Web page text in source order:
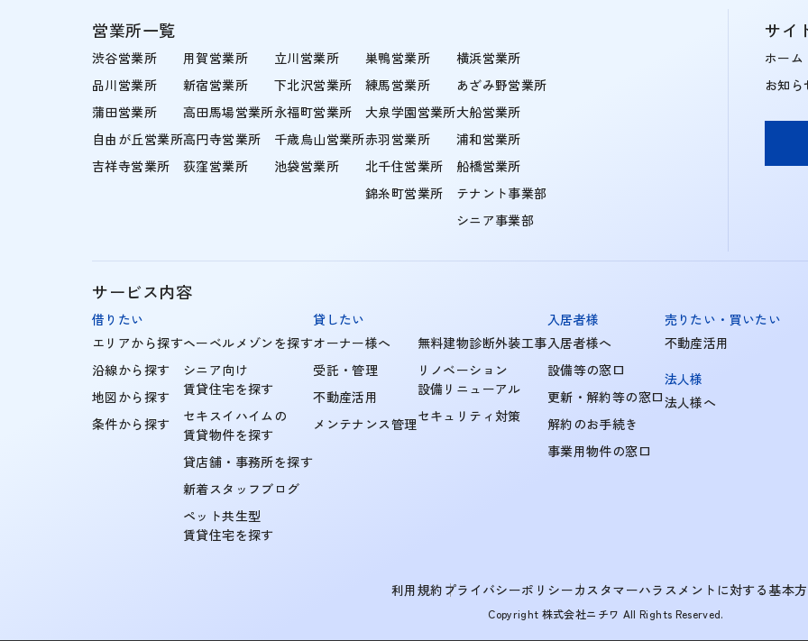
営業所一覧
渋谷営業所
品川営業所
蒲田営業所
自由が丘営業所
吉祥寺営業所
用賀営業所
新宿営業所
高田馬場営業所
高円寺営業所
荻窪営業所
立川営業所
下北沢営業所
永福町営業所
千歳烏山営業所
池袋営業所
巣鴨営業所
練馬営業所
大泉学園営業所
赤羽営業所
北千住営業所
錦糸町営業所
横浜営業所
あざみ野営業所
大船営業所
浦和営業所
船橋営業所
テナント事業部
シニア事業部
サイ
ホーム
お知ら
サービス内容
借りたい
エリアから探す
沿線から探す
地図から探す
条件から探す
ヘーベルメゾンを探す
シニア向け
賃貸住宅を探す
セキスイハイムの
賃貸物件を探す
貸店舗・事務所を探す
新着スタッフブログ
ペット共生型
賃貸住宅を探す
貸したい
オーナー様へ
受託・管理
不動産活用
メンテナンス管理
無料建物診断外装工事
リノベーション
設備リニューアル
セキュリティ対策
入居者様
入居者様へ
設備等の窓口
更新・解約等の窓口
解約のお手続き
事業用物件の窓口
売りたい・買いたい
不動産活用
法人様
法人様へ
利用規約 プライバシーポリシーカスタマーハラスメントに対する基本
Copyright 株式会社ニチワ All Rights Reserved.